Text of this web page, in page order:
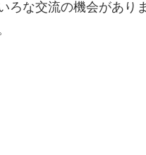
ろな交流の機会があり